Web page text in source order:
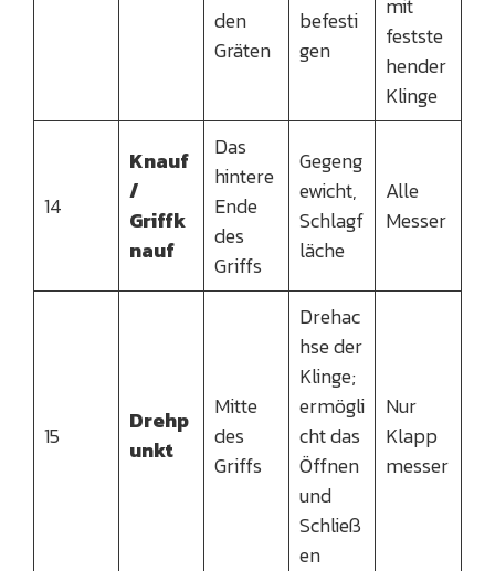
den
Gräten
befesti
gen
festste
hender
Klinge
14
Knauf
/
Griffk
nauf
Das
hintere
Ende
des
Griffs
Gegeng
ewicht,
Schlagf
läche
Alle
Messer
15
Drehp
unkt
Mitte
des
Griffs
Drehac
hse der
Klinge;
ermögli
cht das
Öffnen
und
Schließ
en
Nur
Klapp
messer